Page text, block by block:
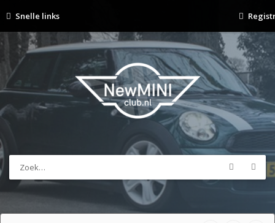
Snelle links